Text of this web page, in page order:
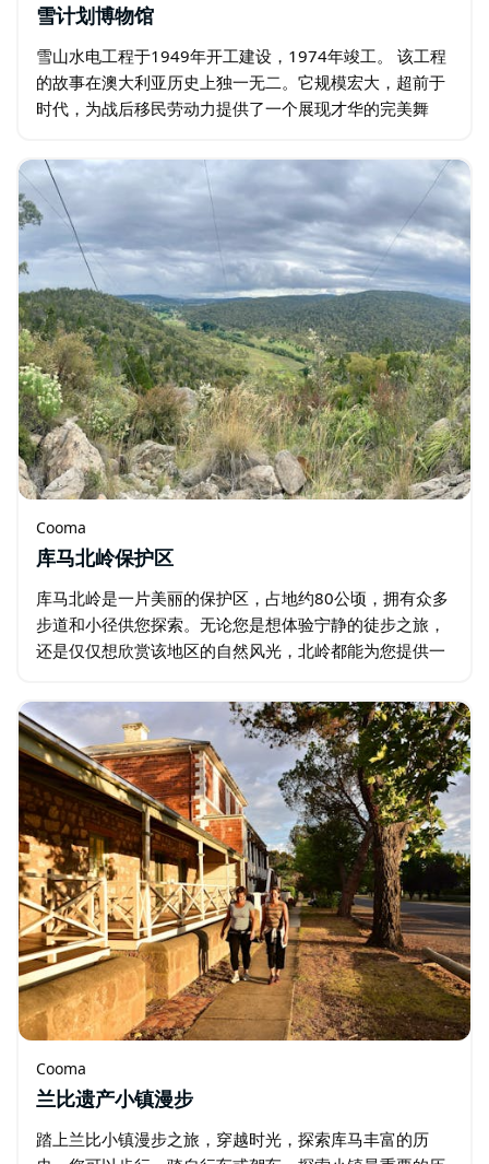
雪计划博物馆
雪山水电工程于1949年开工建设，1974年竣工。 该工程
的故事在澳大利亚历史上独一无二。它规模宏大，超前于
时代，为战后移民劳动力提供了一个展现才华的完美舞
系统，为东部各州提供清洁的可再生能源…
Cooma
库马北岭保护区
库马北岭是一片美丽的保护区，占地约80公顷，拥有众多
步道和小径供您探索。无论您是想体验宁静的徒步之旅，
还是仅仅想欣赏该地区的自然风光，北岭都能为您提供一
者的理想之地，拥有多条步道…
Cooma
兰比遗产小镇漫步
踏上兰比小镇漫步之旅，穿越时光，探索库马丰富的历